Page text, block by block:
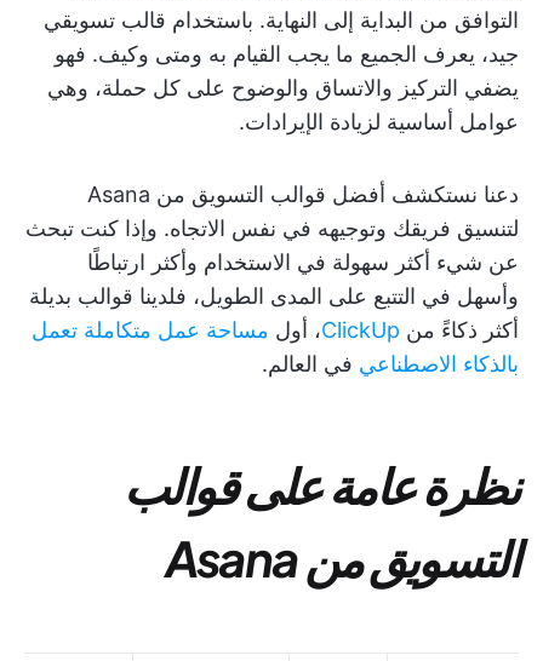
التوافق من البداية إلى النهاية. باستخدام قالب تسويقي
جيد، يعرف الجميع ما يجب القيام به ومتى وكيف. فهو
يضفي التركيز والاتساق والوضوح على كل حملة، وهي
عوامل أساسية لزيادة الإيرادات.
دعنا نستكشف أفضل قوالب التسويق من Asana
لتنسيق فريقك وتوجيهه في نفس الاتجاه. وإذا كنت تبحث
عن شيء أكثر سهولة في الاستخدام وأكثر ارتباطًا
وأسهل في التتبع على المدى الطويل، فلدينا قوالب بديلة
أكثر ذكاءً من ClickUp، أول مساحة عمل متكاملة تعمل
بالذكاء الاصطناعي في العالم.
نظرة عامة على قوالب
التسويق من Asana